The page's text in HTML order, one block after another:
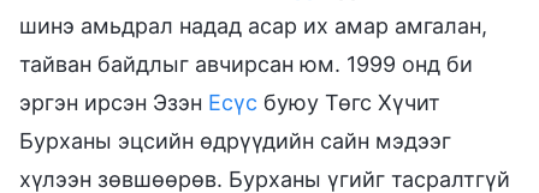
шинэ амьдрал надад асар их амар амгалан,
тайван байдлыг авчирсан юм. 1999 онд би
эргэн ирсэн Эзэн Есүс буюу Төгс Хүчит
Бурханы эцсийн өдрүүдийн сайн мэдээг
хүлээн зөвшөөрөв. Бурханы үгийг тасралтгүй